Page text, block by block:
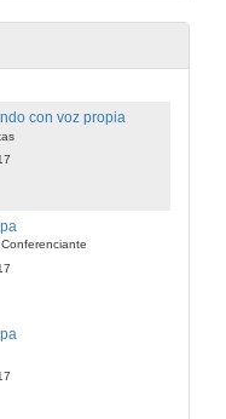
Presentación e intervención de Dª Sandra Fernandes
con voz propia